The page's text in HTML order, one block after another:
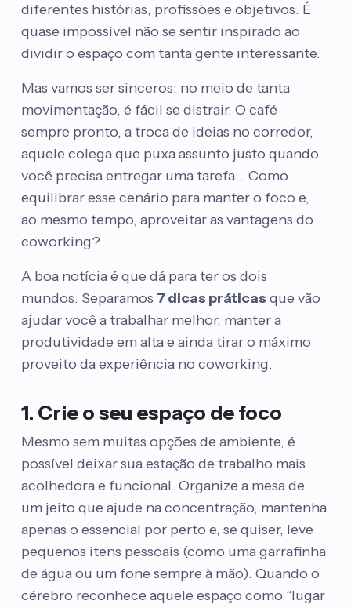
diferentes histórias, profissões e objetivos. É
quase impossível não se sentir inspirado ao
dividir o espaço com tanta gente interessante.
Mas vamos ser sinceros: no meio de tanta
movimentação, é fácil se distrair. O café
sempre pronto, a troca de ideias no corredor,
aquele colega que puxa assunto justo quando
você precisa entregar uma tarefa… Como
equilibrar esse cenário para manter o foco e,
ao mesmo tempo, aproveitar as vantagens do
coworking?
A boa notícia é que dá para ter os dois
mundos. Separamos 7 dicas práticas que vão
ajudar você a trabalhar melhor, manter a
produtividade em alta e ainda tirar o máximo
proveito da experiência no coworking.
1. Crie o seu espaço de foco
Mesmo sem muitas opções de ambiente, é
possível deixar sua estação de trabalho mais
acolhedora e funcional. Organize a mesa de
um jeito que ajude na concentração, mantenha
apenas o essencial por perto e, se quiser, leve
pequenos itens pessoais (como uma garrafinha
de água ou um fone sempre à mão). Quando o
cérebro reconhece aquele espaço como “lugar